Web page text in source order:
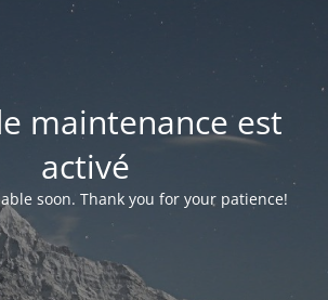
maintenance est
activé
soon. Thank you for your patience!